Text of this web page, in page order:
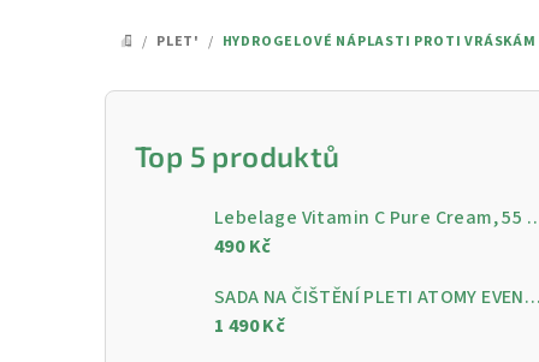
DOMŮ
/ PLET' / HYDROGELOVÉ NÁPLASTI PROTI VRÁSKÁM
P
Top 5 produktů
Lebelage Vitamin C Pure Cream, 55
490 Kč
SADA NA ČIŠTĚNÍ PLETI ATOMY EVENING CARE - 4 KROKY PRO ČISTOU A ZÁŘIVOU PLEŤ
1 490 Kč